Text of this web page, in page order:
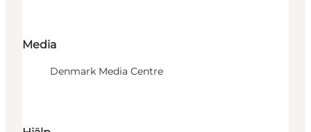
Media
Denmark Media Centre